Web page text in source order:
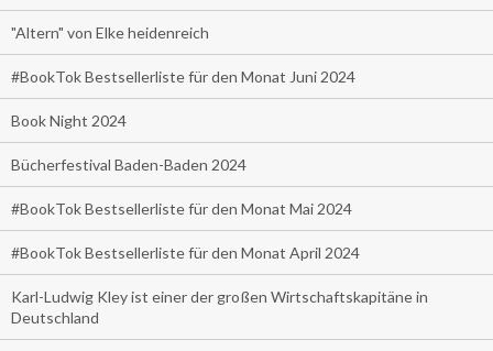
"Altern" von Elke heidenreich
#BookTok Bestsellerliste für den Monat Juni 2024
Book Night 2024
Bücherfestival Baden-Baden 2024
#BookTok Bestsellerliste für den Monat Mai 2024
#BookTok Bestsellerliste für den Monat April 2024
Karl-Ludwig Kley ist einer der großen Wirtschaftskapitäne in
Deutschland